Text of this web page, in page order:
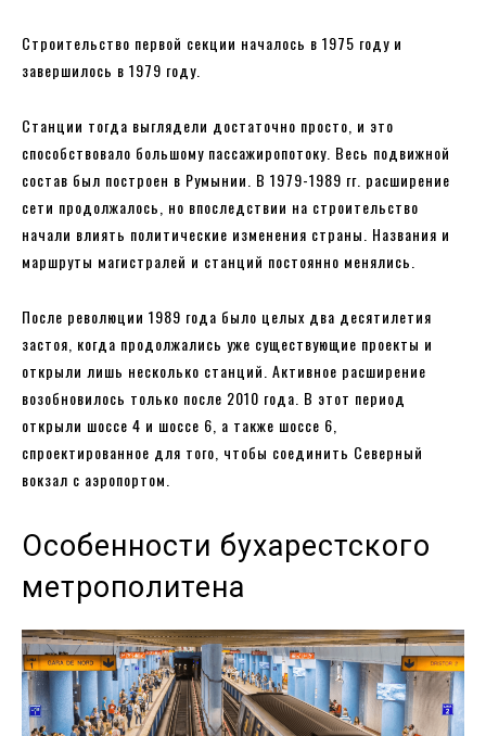
Строительство первой секции началось в 1975 году и
завершилось в 1979 году.
Станции тогда выглядели достаточно просто, и это
способствовало большому пассажиропотоку. Весь подвижной
состав был построен в Румынии. В 1979-1989 гг. расширение
сети продолжалось, но впоследствии на строительство
начали влиять политические изменения страны. Названия и
маршруты магистралей и станций постоянно менялись.
После революции 1989 года было целых два десятилетия
застоя, когда продолжались уже существующие проекты и
открыли лишь несколько станций. Активное расширение
возобновилось только после 2010 года. В этот период
открыли шоссе 4 и шоссе 6, а также шоссе 6,
спроектированное для того, чтобы соединить Северный
вокзал с аэропортом.
Особенности бухарестского
метрополитена